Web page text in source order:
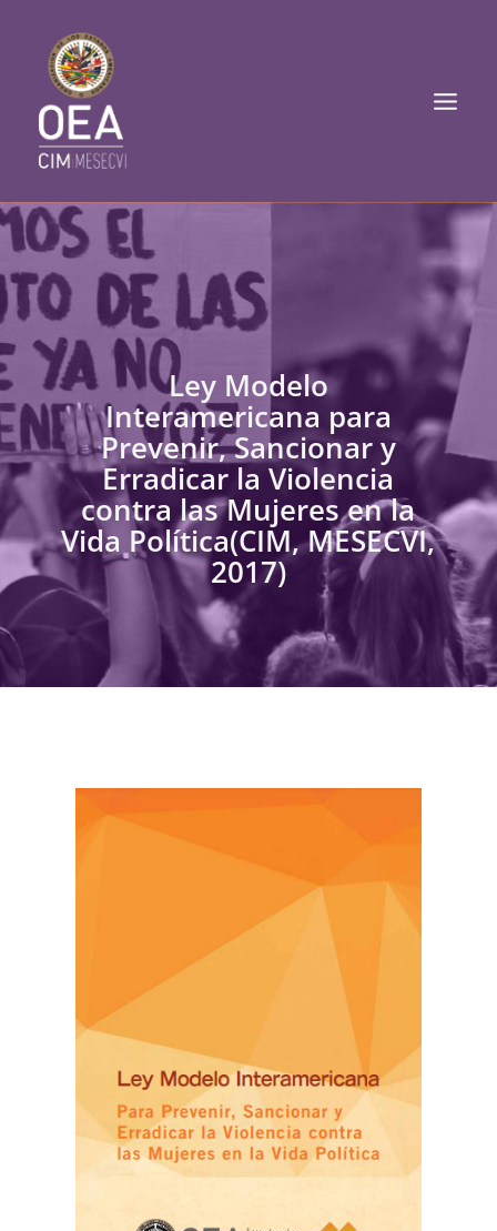
contenido
Ley Modelo
Interamericana para
Prevenir, Sancionar y
Erradicar la Violencia
contra las Mujeres en la
Vida Política(CIM, MESECVI,
2017)